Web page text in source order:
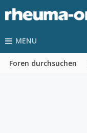
MENU
Foren durchsuchen